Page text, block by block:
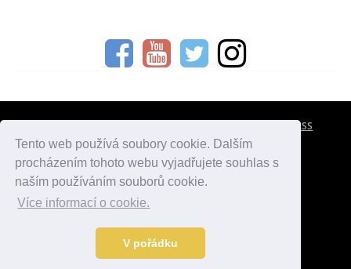
Tento web používá soubory cookie. Dalším
procházením tohoto webu vyjadřujete souhlas s
naším používáním souborů cookie.
Více informací o cookie.
V pořádku
RSS
atlaspamatek.info
Data o počasí jsou přebírána z
Kontakt:mail@desperado.cz